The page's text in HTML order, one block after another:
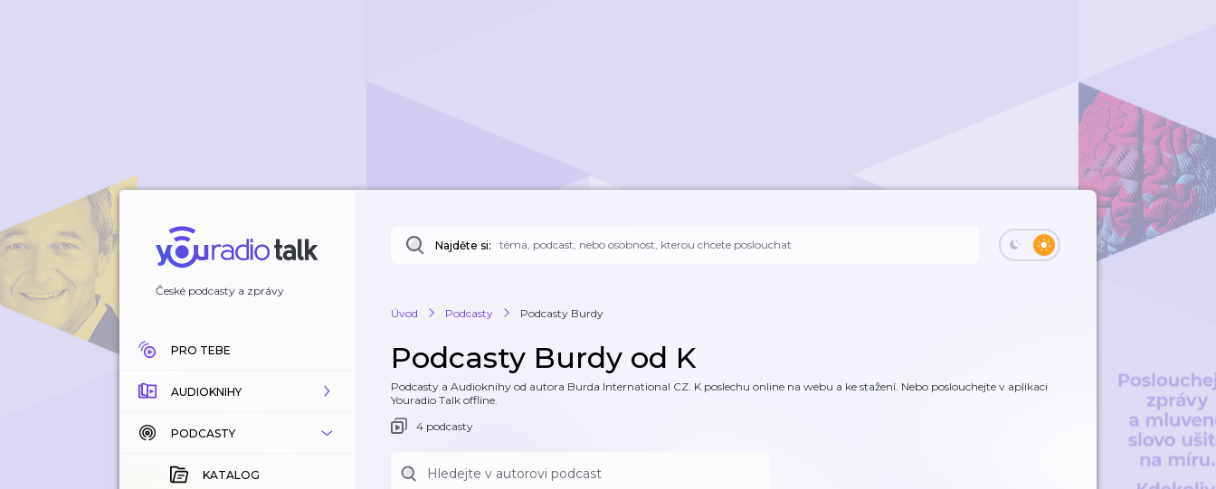
České podcasty a zprávy
PRO TEBE
AUDIOKNIHY
KATALOG
KOUPENÉ
PODCASTY
KATALOG
Najděte si:
Úvod Podcasty Podcasty Burdy
Podcasty Burdy od K
Podcasty a Audioknihy od autora Burda International CZ. K poslechu online na webu a ke stažení. Nebo poslouchejte v aplikaci
Youradio Talk offline.
4 podcasty